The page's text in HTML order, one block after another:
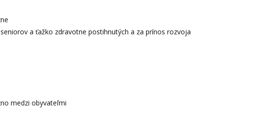
a ťažko zdravotne postihnutých a za prínos rozvoja
medzi obyvateľmi